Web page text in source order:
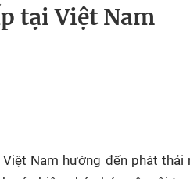
Ngày hội HTV
tại Việt Nam
Nam hướng đến phát thải